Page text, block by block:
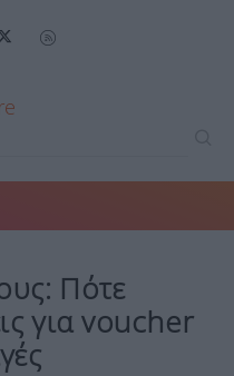
Πότε
για voucher